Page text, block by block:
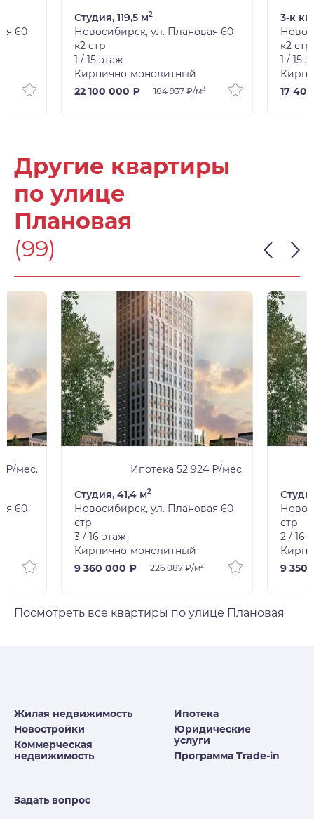
60
Студия, 119,5 м2
Новосибирск, ул. Плановая 60
к2 стр
1 / 15 этаж
Кирпично-монолитный
22 100 000 ₽
184 937 ₽/м2
3-к
к2 стр
1 / 15
17
Другие квартиры
по улице
Плановая
(99)
₽/мес.
60
Ипотека 52 924 ₽/мес.
Студия, 41,4 м2
Новосибирск, ул. Плановая 60
стр
3 / 16 этаж
Кирпично-монолитный
9 360 000 ₽
226 087 ₽/м2
стр
2 / 16
9 350
Посмотреть все квартиры по улице Плановая
Жилая недвижимость
Новостройки
Коммерческая
недвижимость
Ипотека
Юридические
услуги
Программа Trade-in
Задать вопрос